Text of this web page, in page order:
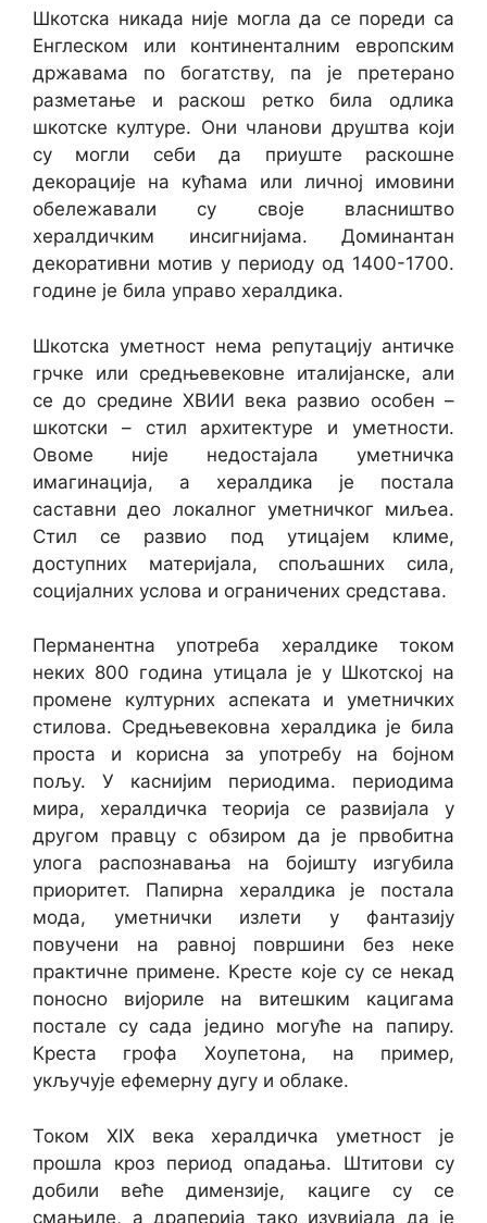
Шкотска никада није могла да се пореди са
Енглеском или континенталним европским
државама по богатству, па је претерано
разметање и раскош ретко била одлика
шкотске културе. Они чланови друштва који
су могли себи да приуште раскошне
декорације на кућама или личној имовини
обележавали су своје власништво
хералдичким инсигнијама. Доминантан
декоративни мотив у периоду од 1400-1700.
године је била управо хералдика.
Шкотска уметност нема репутацију античке
грчке или средњевековне италијанске, али
се до средине XВИИ века развио особен –
шкотски – стил архитектуре и уметности.
Овоме није недостајала уметничка
имагинација, а хералдика је постала
саставни део локалног уметничког миљеа.
Стил се развио под утицајем климе,
доступних материјала, спољашних сила,
социјалних услова и ограничених средстава.
Перманентна употреба хералдике током
неких 800 година утицала је у Шкотској на
промене културних аспеката и уметничких
стилова. Средњевековна хералдика је била
проста и корисна за употребу на бојном
пољу. У каснијим периодима. периодима
мира, хералдичка теорија се развијала у
другом правцу с обзиром да је првобитна
улога распознавања на бојишту изгубила
приоритет. Папирна хералдика је постала
мода, уметнички излети у фантазију
повучени на равној површини без неке
практичне примене. Кресте које су се некад
поносно вијориле на витешким кацигама
постале су сада једино могуће на папиру.
Креста грофа Хоупетона, на пример,
укључује ефемерну дугу и облаке.
Током XIX века хералдичка уметност је
прошла кроз период опадања. Штитови су
добили веће димензије, кациге су се
смањиле, а драперија тако изувијала да је